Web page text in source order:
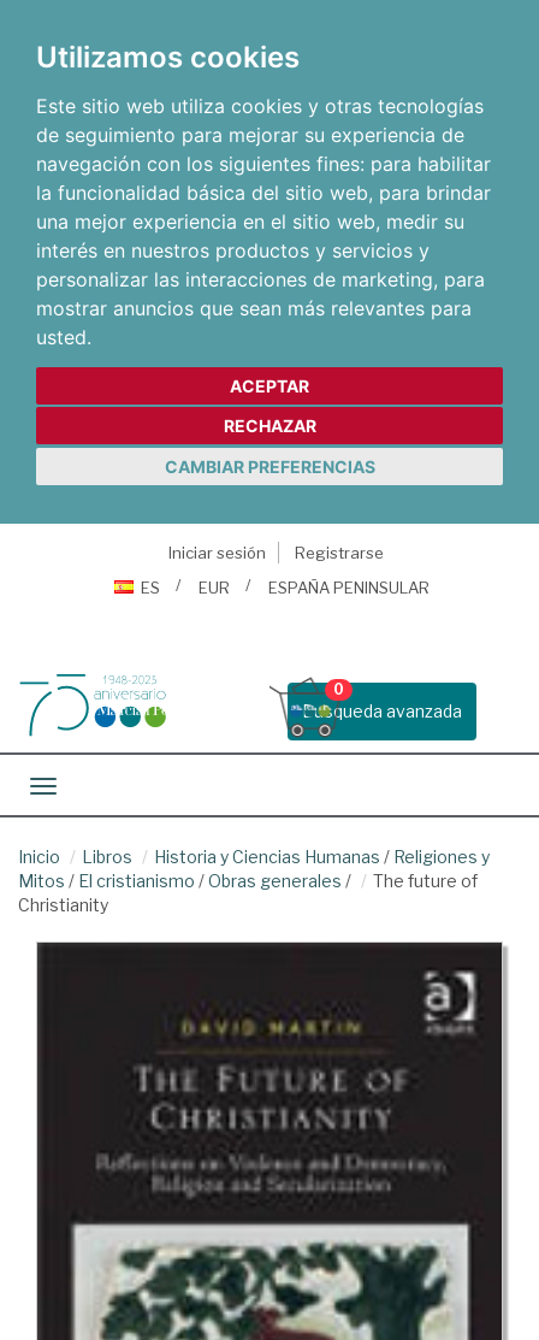
Utilizamos cookies
Este sitio web utiliza cookies y otras tecnologías
de seguimiento para mejorar su experiencia de
navegación con los siguientes fines: para habilitar
la funcionalidad básica del sitio web, para brindar
una mejor experiencia en el sitio web, medir su
interés en nuestros productos y servicios y
personalizar las interacciones de marketing, para
mostrar anuncios que sean más relevantes para
usted.
ACEPTAR
RECHAZAR
CAMBIAR PREFERENCIAS
Iniciar sesión
Registrarse
ES
EUR ESPAÑA PENINSULAR
Busqueda avanzada
0
Toggle navigation
Inicio Libros Historia y Ciencias Humanas / Religiones y
Mitos / El cristianismo /Obras generales /
The future of
Christianity